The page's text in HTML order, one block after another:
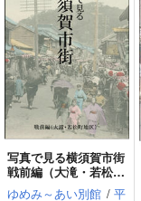
写真で見る横須賀市街
戦前編（大滝・若松町
地区）
ゆめみ～あい別館 / 平